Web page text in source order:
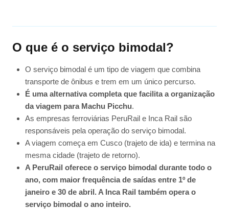
O que é o serviço bimodal?
O serviço bimodal é um tipo de viagem que combina
transporte de ônibus e trem em um único percurso.
É uma alternativa completa que facilita a organização
da viagem para Machu Picchu.
As empresas ferroviárias PeruRail e Inca Rail são
responsáveis pela operação do serviço bimodal.
A viagem começa em Cusco (trajeto de ida) e termina na
mesma cidade (trajeto de retorno).
A PeruRail oferece o serviço bimodal durante todo o
ano, com maior frequência de saídas entre 1º de
janeiro e 30 de abril. A Inca Rail também opera o
serviço bimodal o ano inteiro.